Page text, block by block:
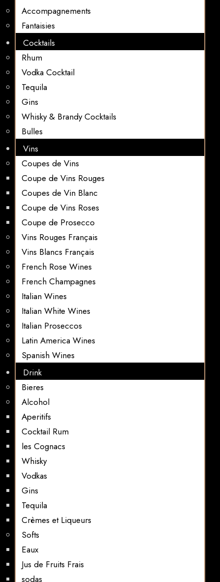
Accompagnements
Fantaisies
Cocktails
Rhum
Vodka Cocktail
Tequila
Gins
Whisky & Brandy Cocktails
Bulles
Vins
Coupes de Vins
Coupe de Vins Rouges
Coupes de Vin Blanc
Coupe de Vins Roses
Coupe de Prosecco
Vins Rouges Français
Vins Blancs Français
French Rose Wines
French Champagnes
Italian Wines
Italian White Wines
Italian Proseccos
Latin America Wines
Spanish Wines
Drink
Bieres
Alcohol
Aperitifs
Cocktail Rum
les Cognacs
Whisky
Vodkas
Gins
Tequila
Crèmes et Liqueurs
Softs
Eaux
Jus de Fruits Frais
sodas